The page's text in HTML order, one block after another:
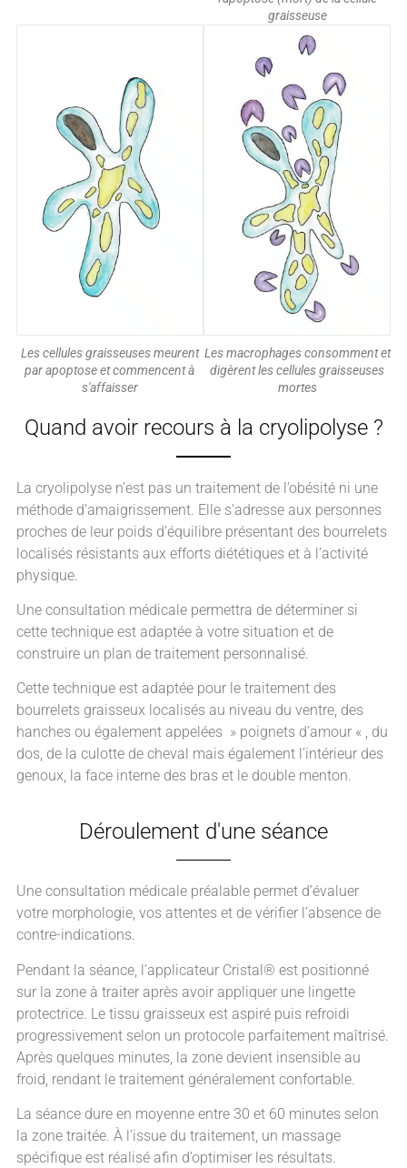
graisseuse
Les cellules graisseuses meurent
par apoptose et commencent à
s'affaisser
Les macrophages consomment et
digèrent les cellules graisseuses
mortes
Quand avoir recours à la cryolipolyse ?
La cryolipolyse n’est pas un traitement de l’obésité ni une
méthode d’amaigrissement. Elle s’adresse aux personnes
proches de leur poids d’équilibre présentant des bourrelets
localisés résistants aux efforts diététiques et à l’activité
physique.
Une consultation médicale permettra de déterminer si
cette technique est adaptée à votre situation et de
construire un plan de traitement personnalisé.
Cette technique est adaptée pour le traitement des
bourrelets graisseux localisés au niveau du ventre, des
hanches ou également appelées » poignets d’amour « , du
dos, de la culotte de cheval mais également l’intérieur des
genoux, la face interne des bras et le double menton.
Déroulement d'une séance
Une consultation médicale préalable permet d’évaluer
votre morphologie, vos attentes et de vérifier l’absence de
contre-indications.
Pendant la séance, l’applicateur Cristal® est positionné
sur la zone à traiter après avoir appliquer une lingette
protectrice. Le tissu graisseux est aspiré puis refroidi
progressivement selon un protocole parfaitement maîtrisé.
Après quelques minutes, la zone devient insensible au
froid, rendant le traitement généralement confortable.
La séance dure en moyenne entre 30 et 60 minutes selon
la zone traitée. À l’issue du traitement, un massage
spécifique est réalisé afin d’optimiser les résultats.